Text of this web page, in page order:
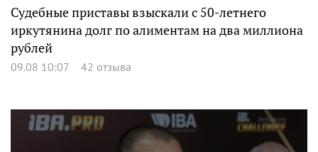
Судебные приставы взыскали с 50-летнего
иркутянина долг по алиментам на два миллиона
рублей
09.08 10:07 42 отзыва